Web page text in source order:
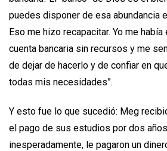
puedes disponer de esa abundancia
Eso me hizo recapacitar. Yo me
cuenta bancaria sin recursos y me
de dejar de hacerlo y de confiar en
todas mis necesidades”.
Y esto fue lo que sucedió: Meg
el pago de sus estudios por dos
inesperadamente, le pagaron un